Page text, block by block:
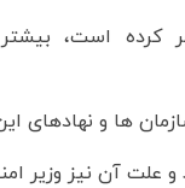
کرده است،
ها و نهادهای
و علت آن نیز وزیر